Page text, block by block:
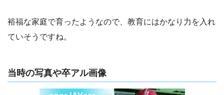
裕福な家庭で育ったようなので、教育にはかなり力を入れ
ていそうですね。
当時の写真や卒アル画像